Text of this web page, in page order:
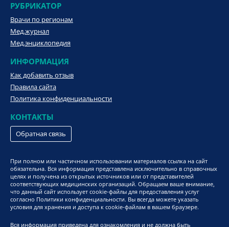
РУБРИКАТОР
Врачи по регионам
Мед.журнал
Мед.энциклопедия
ИНФОРМАЦИЯ
Как добавить отзыв
Правила сайта
Политика конфиденциальности
КОНТАКТЫ
Обратная связь
При полном или частичном использовании материалов ссылка на сайт
обязательна. Вся информация представлена исключительно в справочных
целях и получена из открытых источников или от представителей
соответствующих медицинских организаций. Обращаем ваше внимание,
что данный сайт использует cookie-файлы для предоставления услуг
согласно Политики конфиденциальности. Вы всегда можете указать
условия для хранения и доступа к cookie-файлам в вашем браузере.
Вся информация приведена для ознакомления и не должна быть